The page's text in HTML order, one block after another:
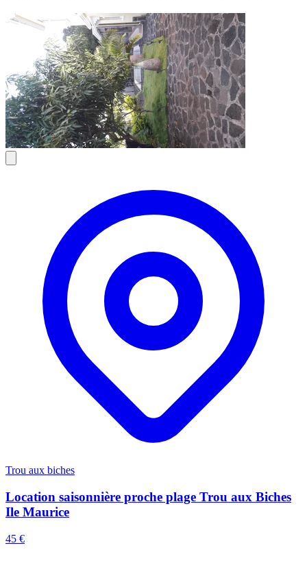
Trou aux biches
Location saisonnière proche plage Trou aux Biches
Ile Maurice
45 €